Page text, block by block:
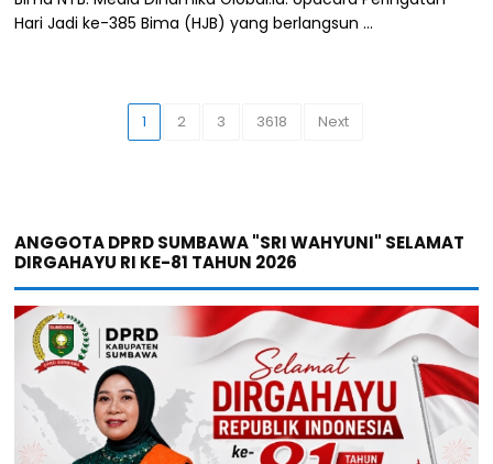
Hari Jadi ke-385 Bima (HJB) yang berlangsun ...
1 2 3 3618 Next
ANGGOTA DPRD SUMBAWA "SRI WAHYUNI" SELAMAT
DIRGAHAYU RI KE-81 TAHUN 2026